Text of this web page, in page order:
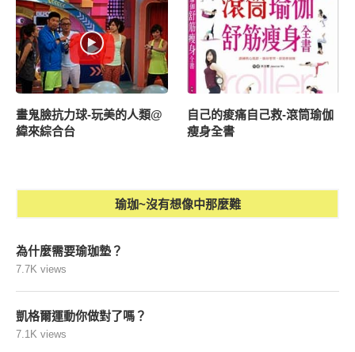
畫鬼臉抗力球-玩美的人類@
緯來綜合台
自己的痠痛自己救-滾筒瑜伽
瘦身全書
瑜珈~沒有想像中那麼難
為什麼需要瑜珈墊？
7.7K views
凱格爾運動你做對了嗎？
7.1K views